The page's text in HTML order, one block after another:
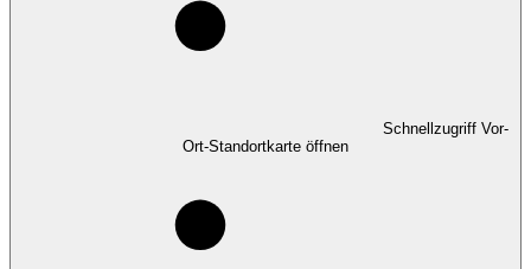
Schnellzugriff Vor-
Ort-Standortkarte öffnen